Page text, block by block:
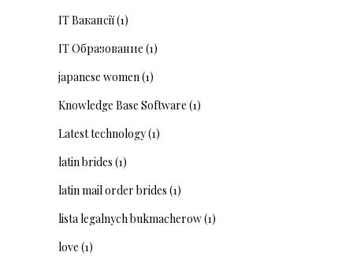
IT Вакансії(1)
IT Образование (1)
japanese women(1)
Knowledge Base Software (1)
Latest technology(1)
latin brides (1)
latin mail order brides (1)
lista legalnych bukmacherow(1)
love (1)